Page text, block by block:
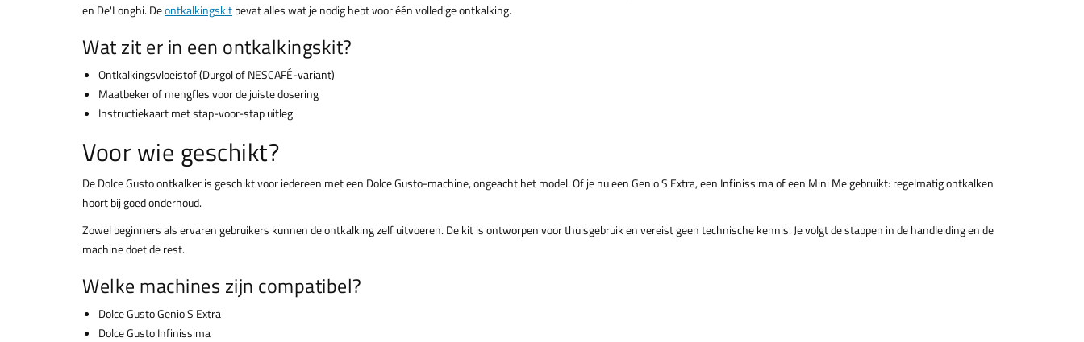
en De'Longhi. Deontkalkingskitbevat alles wat je nodig hebt voor één volledige ontkalking.
Wat zit er in een ontkalkingskit?
Ontkalkingsvloeistof (Durgol of NESCAFÉ-variant)
Maatbeker of mengfles voor de juiste dosering
Instructiekaart met stap-voor-stap uitleg
Voor wie geschikt?
De Dolce Gusto ontkalker is geschikt voor iedereen met een Dolce Gusto-machine, ongeacht het model. Of je nu een Genio S Extra, een Infinissima of een Mini Me gebruikt: regelmatig ontkalken
hoort bij goed onderhoud.
Zowel beginners als ervaren gebruikers kunnen de ontkalking zelf uitvoeren. De kit is ontworpen voor thuisgebruik en vereist geen technische kennis. Je volgt de stappen in de handleiding en de
machine doet de rest.
Welke machines zijn compatibel?
Dolce Gusto Genio S Extra
Dolce Gusto Infinissima